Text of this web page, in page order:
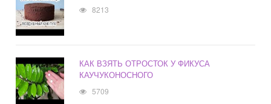
8213
КАК ВЗЯТЬ ОТРОСТОК У ФИКУСА
КАУЧУКОНОСНОГО
5709